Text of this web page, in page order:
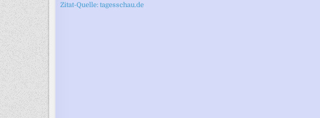
Zitat-Quelle: tagesschau.de